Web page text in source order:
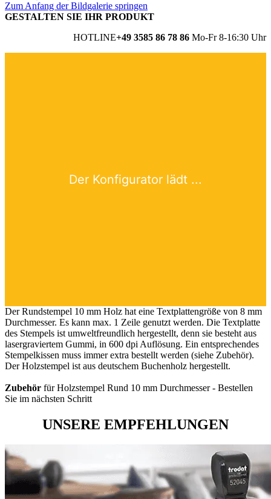
Zum Anfang der Bildgalerie springen
GESTALTEN SIE IHR PRODUKT
HOTLINE+49 3585 86 78 86 Mo-Fr 8-16:30 Uhr
Der Rundstempel 10 mm Holz hat eine Textplattengröße von 8 mm
Durchmesser. Es kann max. 1 Zeile genutzt werden. Die Textplatte
des Stempels ist umweltfreundlich hergestellt, denn sie besteht aus
lasergraviertem Gummi, in 600 dpi Auflösung. Ein entsprechendes
Stempelkissen muss immer extra bestellt werden (siehe Zubehör).
Der Holzstempel ist aus deutschem Buchenholz hergestellt.
Zubehör für Holzstempel Rund 10 mm Durchmesser - Bestellen
Sie im nächsten Schritt
UNSERE EMPFEHLUNGEN